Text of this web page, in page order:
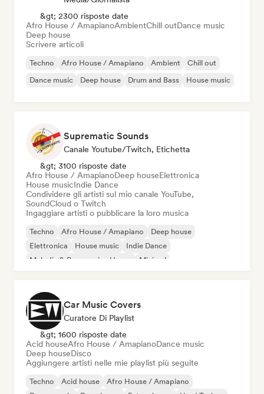
&gt; 2300 risposte date
Afro House / AmapianoAmbientChill outDance music
Deep house
Scrivere articoli
Techno Afro House / Amapiano Ambient
Chill out
Dance music
Deep house Drum and Bass House music
Suprematic Sounds
Canale Youtube/Twitch, Etichetta
&gt; 3100 risposte date
Afro House / AmapianoDeep houseElettronica
House musicIndie Dance
Condividere gli artisti sul mio canale YouTube,
SoundCloud o Twitch
Ingaggiare artisti o pubblicare la loro musica
Techno Afro House / Amapiano
Deep house
Elettronica
House music
Indie Dance
Melodic & Progressive House
Minimal
Car Music Covers
Curatore Di Playlist
&gt; 1600 risposte date
Acid houseAfro House / AmapianoDance music
Deep houseDisco
Aggiungere artisti nelle mie playlist più seguite
Techno Acid house
Afro House / Amapiano